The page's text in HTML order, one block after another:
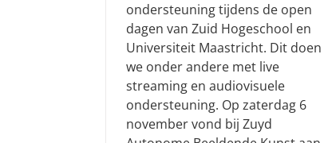
ondersteuning tijdens de open
dagen van Zuid Hogeschool en
Universiteit Maastricht. Dit doen
we onder andere met live
streaming en audiovisuele
ondersteuning. Op zaterdag 6
november vond bij Zuyd